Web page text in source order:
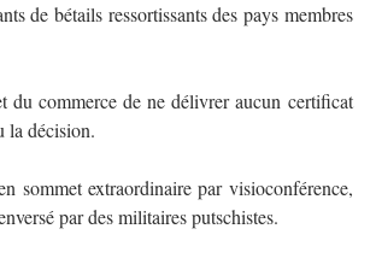
de bétails ressortissants des pays membres
du commerce de ne délivrer aucun certificat
la décision.
sommet extraordinaire par visioconférence,
par des militaires putschistes.